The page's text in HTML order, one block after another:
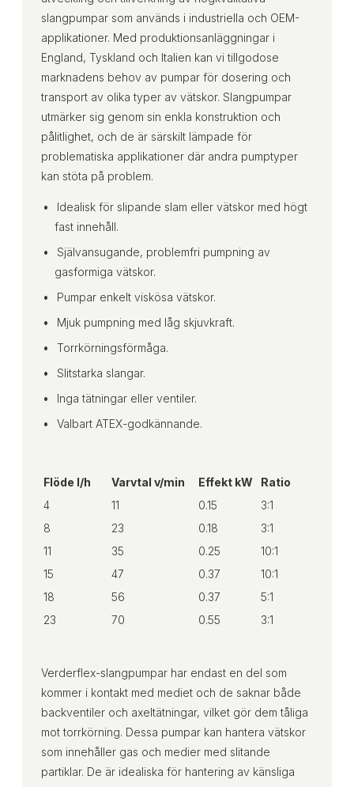
slangpumpar som används i industriella och OEM-
applikationer. Med produktionsanläggningar i
England, Tyskland och Italien kan vi tillgodose
marknadens behov av pumpar för dosering och
transport av olika typer av vätskor. Slangpumpar
utmärker sig genom sin enkla konstruktion och
pålitlighet, och de är särskilt lämpade för
problematiska applikationer där andra pumptyper
kan stöta på problem.
Idealisk för slipande slam eller vätskor med högt
fast innehåll.
Självansugande, problemfri pumpning av
gasformiga vätskor.
Pumpar enkelt viskösa vätskor.
Mjuk pumpning med låg skjuvkraft.
Torrkörningsförmåga.
Slitstarka slangar.
Inga tätningar eller ventiler.
Valbart ATEX-godkännande.
Flöde l/h Varvtal v/min Effekt kW
Ratio
4
11 0.15
3:1
8
23 0.18
3:1
11
35 0.25
10:1
15
47 0.37
10:1
18
56 0.37
5:1
23
70 0.55 3:1
Verderflex-slangpumpar har endast en del som
kommer i kontakt med mediet och de saknar både
backventiler och axeltätningar, vilket gör dem tåliga
mot torrkörning. Dessa pumpar kan hantera vätskor
som innehåller gas och medier med slitande
partiklar. De är idealiska för hantering av känsliga